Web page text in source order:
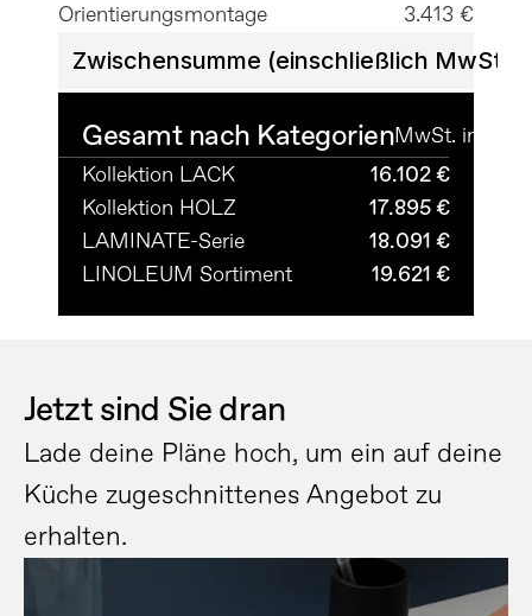
Jetzt sind Sie dran
Lade deine Pläne hoch, um ein auf deine
Küche zugeschnittenes Angebot zu
erhalten.
Orientierungsmontage
3.413 €
Zwischensumme (einschließlich MwSt.)
Gesamt nach KategorienMwSt. inkl.
Kollektion LACK
16.102 €
Kollektion HOLZ
17.895 €
LAMINATE-Serie
18.091 €
LINOLEUM Sortiment
19.621 €